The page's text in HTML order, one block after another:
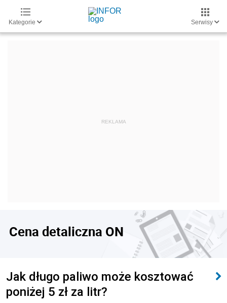
Kategorie Serwisy
Cena detaliczna ON
Jak długo paliwo może kosztować
poniżej 5 zł za litr?